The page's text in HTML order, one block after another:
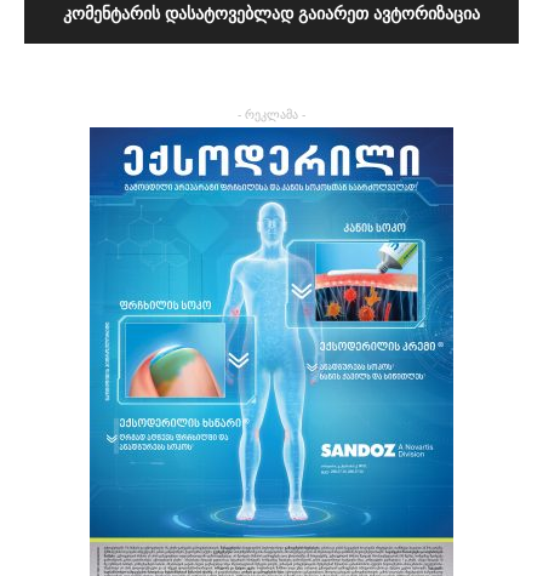
ᲙᲝᲛᲔᲜᲢᲐᲠᲘᲡ ᲓᲐᲡᲐᲢᲝᲕᲔᲑᲚᲐᲓ ᲒᲐᲘᲐᲠᲔᲗ ᲐᲕᲢᲝᲠᲘᲖᲐᲪᲘᲐ
- რეკლამა -